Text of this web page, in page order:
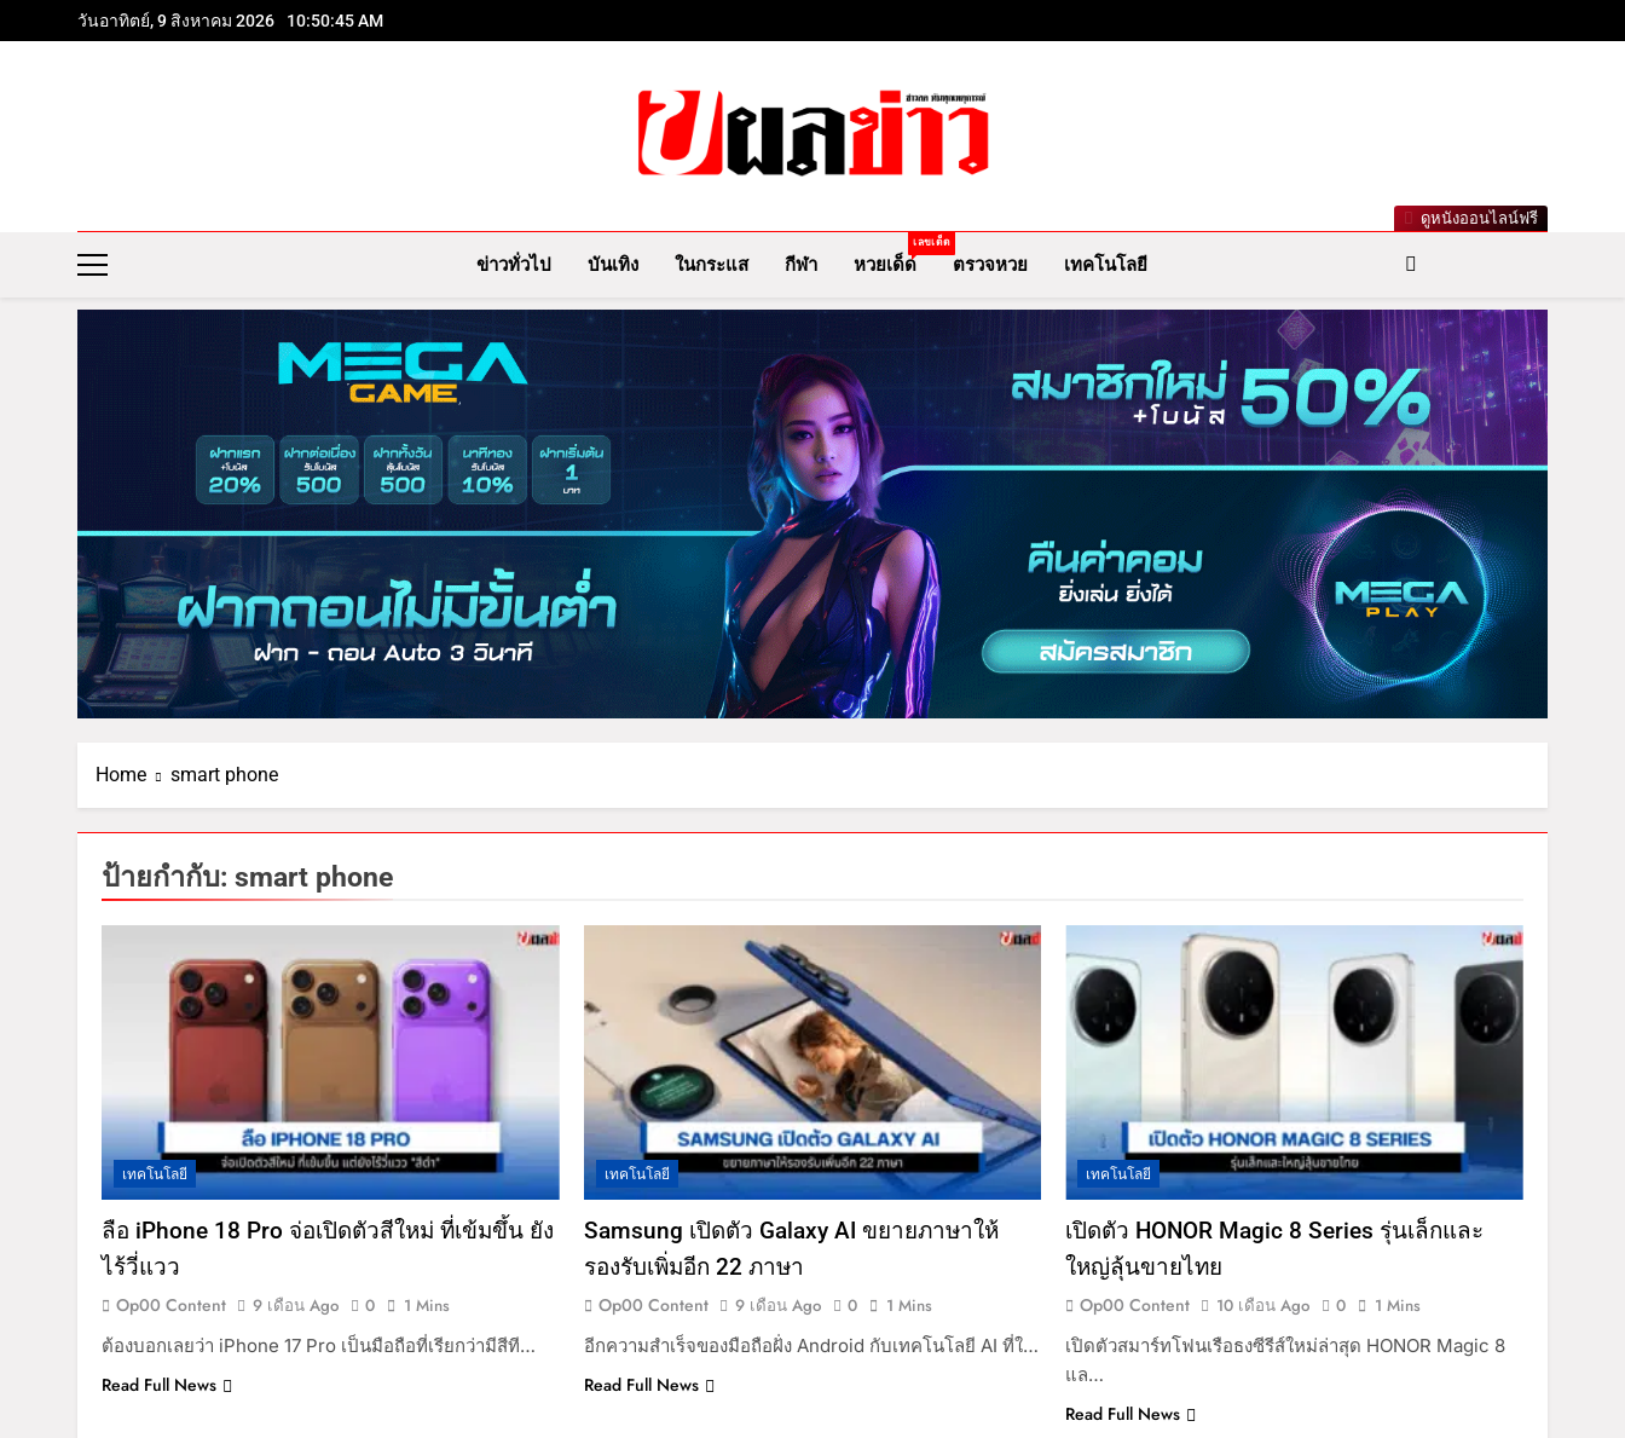
to
วันอาทิตย์, 9 สิงหาคม 2026 10:50:46 AM
ผลข่าว.com ดูหนังออนไลน์ฟรี
ข่าวทั่วไป บันเทิง ในกระแส กีฬา หวยเด็ด
เลขเด็ด
ตรวจหวย เทคโนโลยี
Home smart phone
ป้ายกำกับ: smart phone
เทคโนโลยี
ลือ iPhone 18 Pro จ่อเปิดตัวสีใหม่ ที่เข้มขึ้น ยัง
ไร้วี่แวว
Op00 Content 9 เดือน Ago 0
1 Mins
ต้องบอกเลยว่า iPhone 17 Pro เป็นมือถือที่เรียกว่ามีสีที…
Read Full News
เทคโนโลยี
Samsung เปิดตัว Galaxy AI ขยายภาษาให้
รองรับเพิ่มอีก 22 ภาษา
Op00 Content 9 เดือน Ago 0
1 Mins
อีกความสำเร็จของมือถือฝั่ง Android กับเทคโนโลยี AI ที่ใ…
Read Full News
เทคโนโลยี
เปิดตัว HONOR Magic 8 Series รุ่นเล็กและ
ใหญ่ลุ้นขายไทย
Op00 Content 10 เดือน Ago 0
1 Mins
เปิดตัวสมาร์ทโฟนเรือธงซีรีส์ใหม่ล่าสุด HONOR Magic 8
แล…
Read Full News